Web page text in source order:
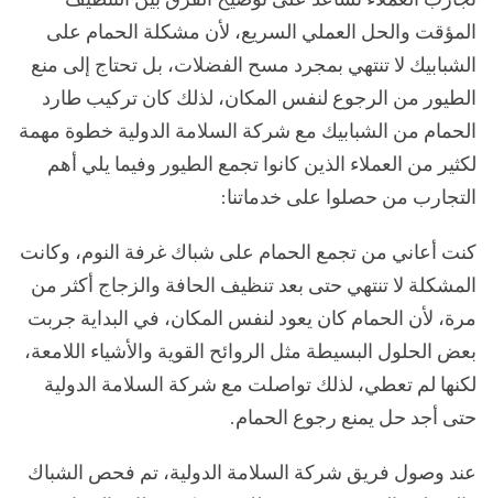
المؤقت والحل العملي السريع، لأن مشكلة الحمام على
الشبابيك لا تنتهي بمجرد مسح الفضلات، بل تحتاج إلى منع
الطيور من الرجوع لنفس المكان، لذلك كان تركيب طارد
الحمام من الشبابيك مع شركة السلامة الدولية خطوة مهمة
لكثير من العملاء الذين كانوا تجمع الطيور وفيما يلي أهم
التجارب من حصلوا على خدماتنا:
كنت أعاني من تجمع الحمام على شباك غرفة النوم، وكانت
المشكلة لا تنتهي حتى بعد تنظيف الحافة والزجاج أكثر من
مرة، لأن الحمام كان يعود لنفس المكان، في البداية جربت
بعض الحلول البسيطة مثل الروائح القوية والأشياء اللامعة،
لكنها لم تعطي، لذلك تواصلت مع شركة السلامة الدولية
حتى أجد حل يمنع رجوع الحمام.
عند وصول فريق شركة السلامة الدولية، تم فحص الشباك